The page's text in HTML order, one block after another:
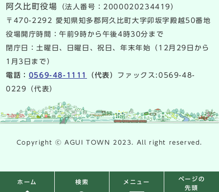
ホーム 検索 メニュー
ページの
先頭
阿久比町役場
（法人番号：2000020234419）
〒470-2292 愛知県知多郡阿久比町大字卯坂字殿越50番地
役場開庁時間：午前9時から午後4時30分まで
閉庁日：土曜日、日曜日、祝日、年末年始（12月29日から
1月3日まで）
電話： 0569-48-1111 （代表） ファックス:0569-48-
0229（代表）
Copyright ⓒ AGUI TOWN 2023. All right reserved.